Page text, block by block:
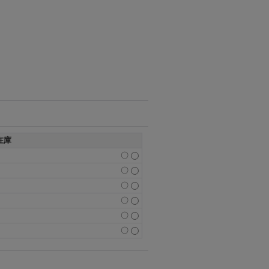
庫
〇
〇
〇
〇
〇
〇